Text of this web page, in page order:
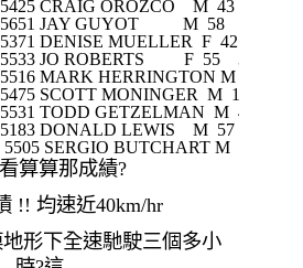
2  5425 CRAIG OROZCO    M  43
3  5651 JAY GUYOT          M  58
4  5371 DENISE MUELLER  F  42
5  5533 JO ROBERTS         F  55
6  5516 MARK HERRINGTON M  43
7  5475 SCOTT MONINGER  M  11
8  5531 TODD GETZELMAN  M  41
9  5183 DONALD LEWIS    M  57
10  5505 SERGIO BUTCHART M  37
算算那成績?
!! 均速近40km/hr
形下全速馳駛三個多小